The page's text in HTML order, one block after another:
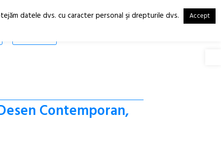
RO
EN
Contemporan,
datele dvs. cu caracter personal şi drepturile dvs. Accept